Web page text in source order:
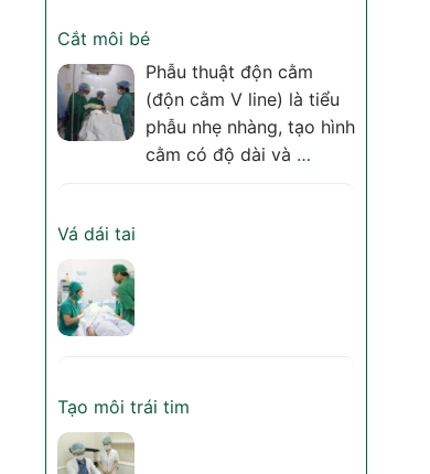
Cắt môi bé
Phẫu thuật độn cằm
(độn cằm V line) là tiểu
phẫu nhẹ nhàng, tạo hình
cằm có độ dài và …
Vá dái tai
Tạo môi trái tim